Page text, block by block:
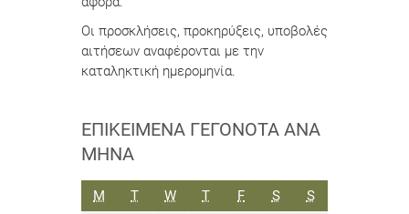
Οι προσκλήσεις, προκηρύξεις, υποβολές
αιτήσεων αναφέρονται με την
καταληκτική ημερομηνία.
ΕΠΙΚΕΊΜΕΝΑ ΓΕΓΟΝΌΤΑ ΑΝΆ
ΜΉΝΑ
M ΔΕΥΤΈΡΑ
TΤΡΊΤΗ
WΤΕΤΆΡΤΗ
TΠΈΜΠΤΗ
FΠΑΡΑΣΚΕΥΉ
SΣΆΒΒΑΤΟ
SΚΥΡΙΑΚΉ